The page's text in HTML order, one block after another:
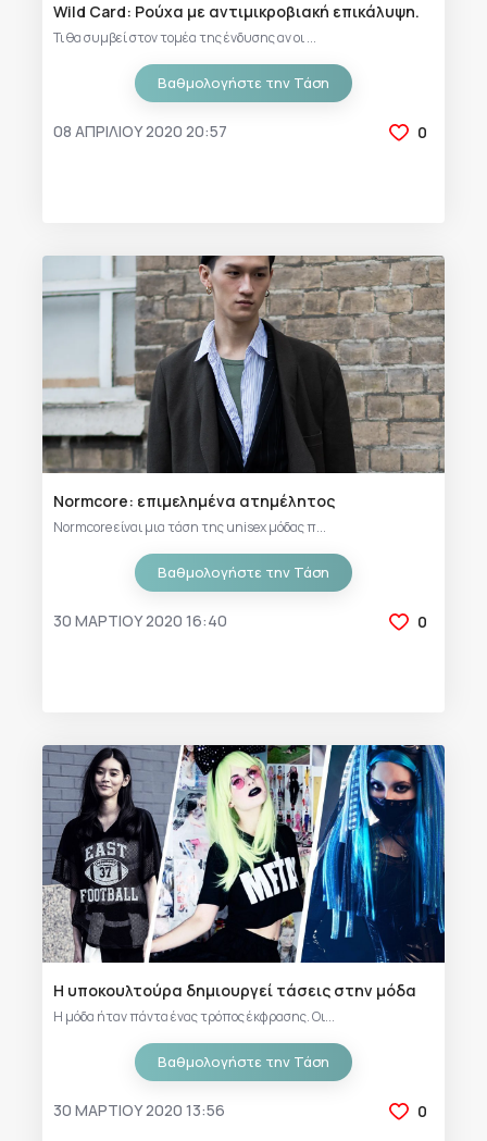
Wild Card: Ρούχα με αντιμικροβιακή επικάλυψη.
Τι θα συμβεί στον τομέα της ένδυσης αν οι ...
Βαθμολογήστε την Τάση
08 ΑΠΡΙΛΊΟΥ 2020 20:57 0
Normcore: επιμελημένα ατημέλητος
Normcore είναι μια τάση της unisex μόδας π...
Βαθμολογήστε την Τάση
30 ΜΑΡΤΊΟΥ 2020 16:40 0
Η υποκουλτούρα δημιουργεί τάσεις στην μόδα
Η μόδα ήταν πάντα ένας τρόπος έκφρασης. Οι...
Βαθμολογήστε την Τάση
30 ΜΑΡΤΊΟΥ 2020 13:56 0